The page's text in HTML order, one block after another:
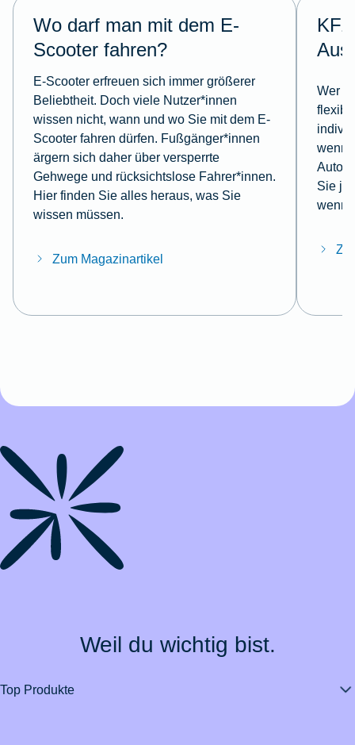
Wo darf man mit dem E-
Scooter fahren?
E-Scooter erfreuen sich immer größerer
Beliebtheit. Doch viele Nutzer*innen
wissen nicht, wann und wo Sie mit dem E-
Scooter fahren dürfen. Fußgänger*innen
ärgern sich daher über versperrte
Gehwege und rücksichtslose Fahrer*innen.
Hier finden Sie alles heraus, was Sie
wissen müssen.
Zum Magazinartikel
Wer
wenn
Sie
wenn
Weil du wichtig bist.
Top Produkte